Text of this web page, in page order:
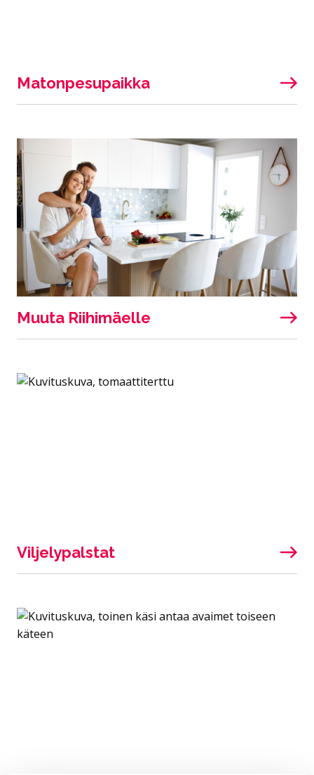
Matonpesupaikka
Muuta Riihimäelle
Viljelypalstat